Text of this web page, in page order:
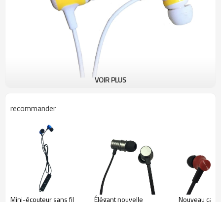
1. Qualité sonore claire. Convient pour connecter un téléphone mobile
Bluetooth et un ordinateur.
VOIR PLUS
recommander
Mini-écouteur sans fil Élégant nouvelle Nouveau